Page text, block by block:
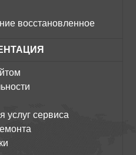
восстановленное
услуг сервиса